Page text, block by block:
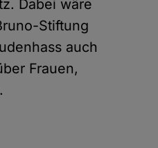
Dabei wäre
Stiftung
auch
Frauen,